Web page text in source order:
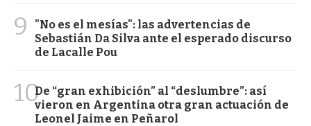
9
"No es el mesías": las advertencias de
Sebastián Da Silva ante el esperado discurso
de Lacalle Pou
10De “gran exhibición” al “deslumbre”: así
vieron en Argentina otra gran actuación de
Leonel Jaime en Peñarol